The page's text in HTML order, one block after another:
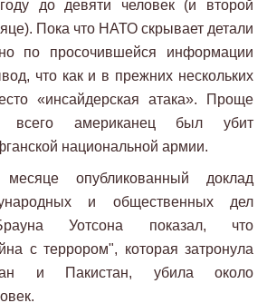
до девяти человек (и второй
Пока что НАТО скрывает детали
по просочившейся информации
что как и в прежних нескольких
«инсайдерская атака». Проще
всего американец был убит
национальной армии.
опубликованный доклад
и общественных дел
Уотсона показал, что
с террором", которая затронула
и Пакистан, убила около